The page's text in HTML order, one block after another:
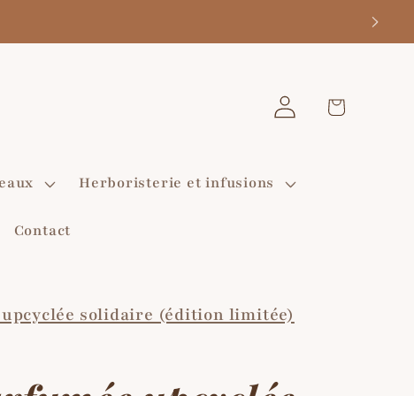
⋄
Herboristerie et infusions
Contact
Connexion panier
solidaire (édition limitée)